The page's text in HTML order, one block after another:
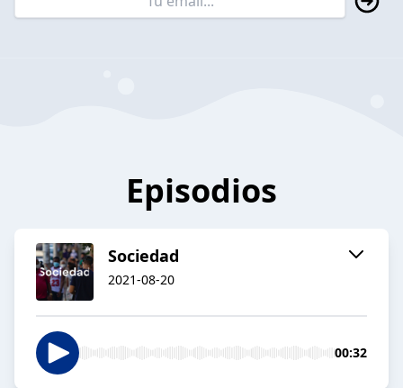
Episodios
Sociedad
2021-08-20
00:32